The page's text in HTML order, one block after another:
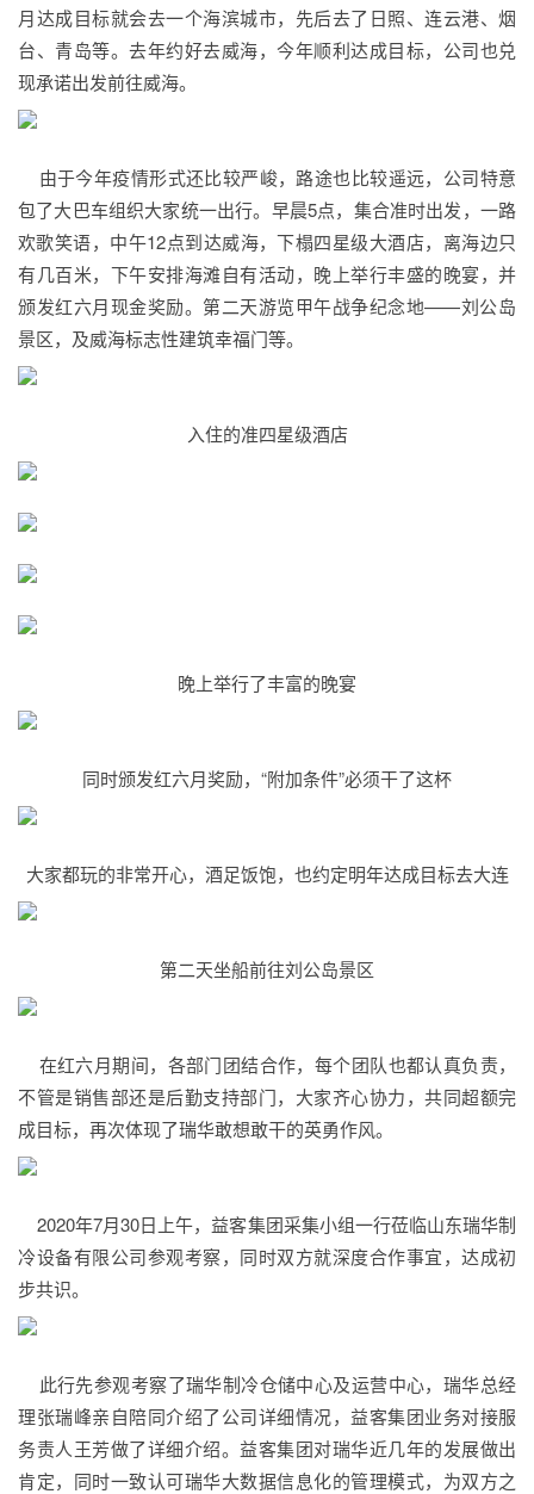
月达成目标就会去一个海滨城市，先后去了日照、连云港、烟
台、青岛等。去年约好去威海，今年顺利达成目标，公司也兑
现承诺出发前往威海。
由于今年疫情形式还比较严峻，路途也比较遥远，公司特意
包了大巴车组织大家统一出行。早晨5点，集合准时出发，一路
欢歌笑语，中午12点到达威海，下榻四星级大酒店，离海边只
有几百米，下午安排海滩自有活动，晚上举行丰盛的晚宴，并
颁发红六月现金奖励。第二天游览甲午战争纪念地——刘公岛
景区，及威海标志性建筑幸福门等。
入住的准四星级酒店
晚上举行了丰富的晚宴
同时颁发红六月奖励，“附加条件”必须干了这杯
大家都玩的非常开心，酒足饭饱，也约定明年达成目标去大连
第二天坐船前往刘公岛景区
在红六月期间，各部门团结合作，每个团队也都认真负责，
不管是销售部还是后勤支持部门，大家齐心协力，共同超额完
成目标，再次体现了瑞华敢想敢干的英勇作风。
2020年7月30日上午，益客集团采集小组一行莅临山东瑞华制
冷设备有限公司参观考察，同时双方就深度合作事宜，达成初
步共识。
此行先参观考察了瑞华制冷仓储中心及运营中心，瑞华总经
理张瑞峰亲自陪同介绍了公司详细情况，益客集团业务对接服
务责人王芳做了详细介绍。益客集团对瑞华近几年的发展做出
肯定，同时一致认可瑞华大数据信息化的管理模式，为双方之